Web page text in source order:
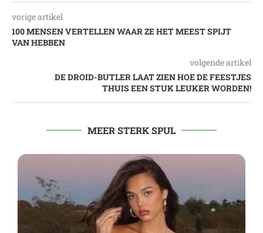
vorige artikel
100 MENSEN VERTELLEN WAAR ZE HET MEEST SPIJT
VAN HEBBEN
volgende artikel
DE DROID-BUTLER LAAT ZIEN HOE DE FEESTJES
THUIS EEN STUK LEUKER WORDEN!
MEER STERK SPUL